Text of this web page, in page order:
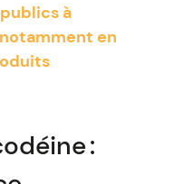
à
en
: